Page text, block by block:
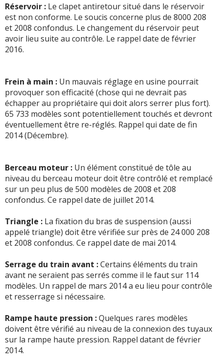
-Bugs système multimédia récurrents redémarrage et ça
remarche - Usure des pneus à 25000 km jantes de 16p -
Amortisseurs HS à 30000 km pas de pr ...Lire la suite >>
-Lève-vitre AVG remplacé à 60000 km, - amortisseur AVD
-Gps et auto radio fonctionne plus .pedale d embrayage
a cause d une casse d un clips en plastique(+)
-Gros pb de train avant a 80000.Changement
amortisseurs,coupelle et bielletes de barre
stabilisatrice... inadmissible car pas pris en charge.
31000KM Même punition 4 Ans après Cherchez
l'erreur???(+)
-Turbo a 120000km - Injecteur à reprogrammer car
galets de courroie accessoire 130000km - bruits ...Lire la
suite >>
Bruit train avant gauche bruit de boite
-Veilleuse phare HS,changement phare (+)
-Aprs le plein d'ADBLUE , le message est maintenu et le
vehicule va s'arreter ...dans 200 km , j'en ai 800 à faire ..!! -
Que faire ..? (+)
-FUITE D EAU A L ECHANGEUR A 100800KM -
AMORTISSEUR AV CHANGE A 115000KM - CABLE DE
BOITE A VITESSE CHANE A 121000KM -
Réservoir : Le clapet antiretour situé dans le réservoir
est non conforme. Le soucis concerne plus de 8000 208
et 2008 confondus. Le changement du réservoir peut
avoir lieu suite au contrôle. Le rappel date de février
2016.
Frein à main : Un mauvais réglage en usine pourrait
provoquer son efficacité (chose qui ne devrait pas
échapper au propriétaire qui doit alors serrer plus fort).
65 733 modèles sont potentiellement touchés et devront
éventuellement être re-réglés. Rappel qui date de fin
2014 (Décembre).
Berceau moteur : Un élément constitué de tôle au
niveau du berceau moteur doit être contrôlé et remplacé
sur un peu plus de 500 modèles de 2008 et 208
confondus. Ce rappel date de juillet 2014.
Triangle : La fixation du bras de suspension (aussi
appelé triangle) doit être vérifiée sur près de 24 000 208
et 2008 confondus. Ce rappel date de mai 2014.
Serrage du train avant :Certains éléments du train
avant ne seraient pas serrés comme il le faut sur 114
modèles. Un rappel de mars 2014 a eu lieu pour contrôle
et resserrage si nécessaire.
Rampe haute pression :Quelques rares modèles
doivent être vérifié au niveau de la connexion des tuyaux
sur la rampe haute pression. Rappel datant de février
2014.